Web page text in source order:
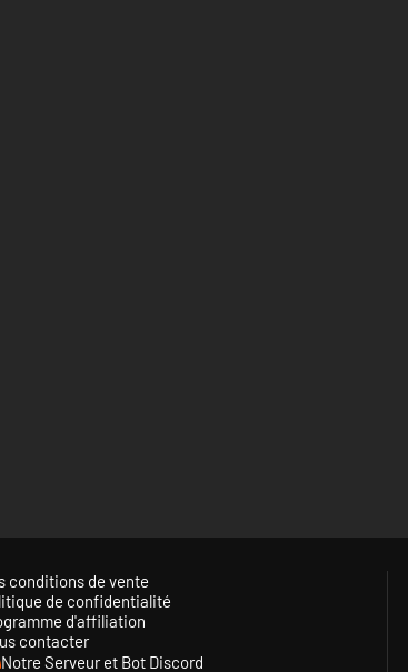
conditions de vente
de confidentialité
d'affiliation
contacter
Notre Serveur et Bot Discord